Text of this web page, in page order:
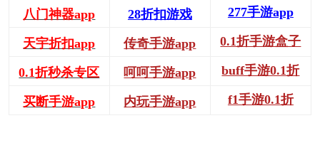
八门神器app 28折扣游戏 277手游app
天宇折扣app 传奇手游app 0.1折手游盒子
0.1折秒杀专区 呵呵手游app buff手游0.1折
买断手游app 内玩手游app f1手游0.1折